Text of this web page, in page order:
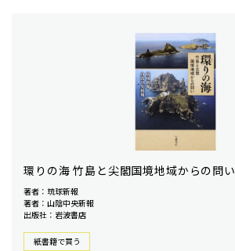
環りの海 竹島と尖閣国境地域からの問い
著者：琉球新報
著者：山陰中央新報
出版社：岩波書店
紙書籍で買う